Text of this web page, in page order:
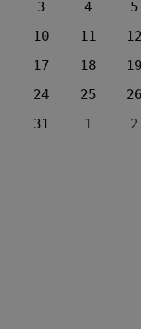
3
4 5
10
11 12
17
18 19
24
25 26
31
1 2